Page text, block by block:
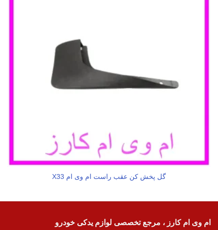
گل پخش کن عقب راست ام وی ام X33
ام وی ام کارز ، مرجع تخصصی لوازم یدکی خودرو